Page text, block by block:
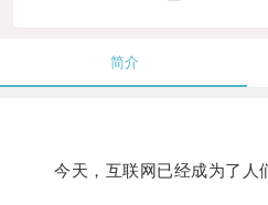
简介
今天，互联网已经成为了人们